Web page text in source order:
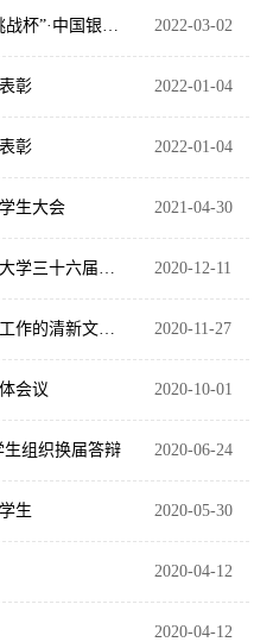
2022-03-02
2022-01-04
彰
2022-01-04
彰
2021-04-30
生大会
2020-12-11
2020-11-27
2020-10-01
会议
2020-06-24
生组织换届答辩
2020-05-30
生
2020-04-12
2020-04-12